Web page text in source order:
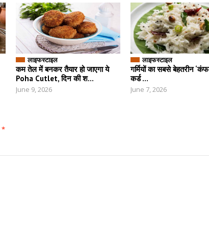
लाइफस्टाइल
कम तेल में बनकर तैयार हो जाएगा ये
Poha Cutlet, दिन की श...
June 9, 2026
लाइफस्टाइल
गर्मियों का सबसे बेहतरीन
कर्ड ...
June 7, 2026
*